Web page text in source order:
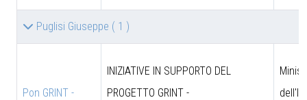
Puglisi Giuseppe ( 1 )
Pon GRINT -
INIZIATIVE IN SUPPORTO DEL
PROGETTO GRINT -